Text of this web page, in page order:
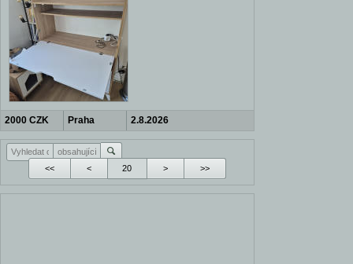
2000 CZK
Praha
Kolovraty
2.8.2026
<< < > >>